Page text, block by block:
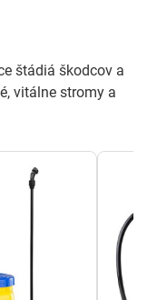
štádiá škodcov a
vitálne stromy a